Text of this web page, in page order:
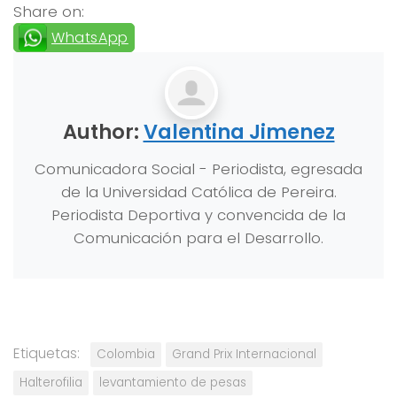
Share on:
WhatsApp
Author:Valentina Jimenez
Comunicadora Social - Periodista, egresada
de la Universidad Católica de Pereira.
Periodista Deportiva y convencida de la
Comunicación para el Desarrollo.
Etiquetas: Colombia
Grand Prix Internacional
Halterofilia
levantamiento de pesas